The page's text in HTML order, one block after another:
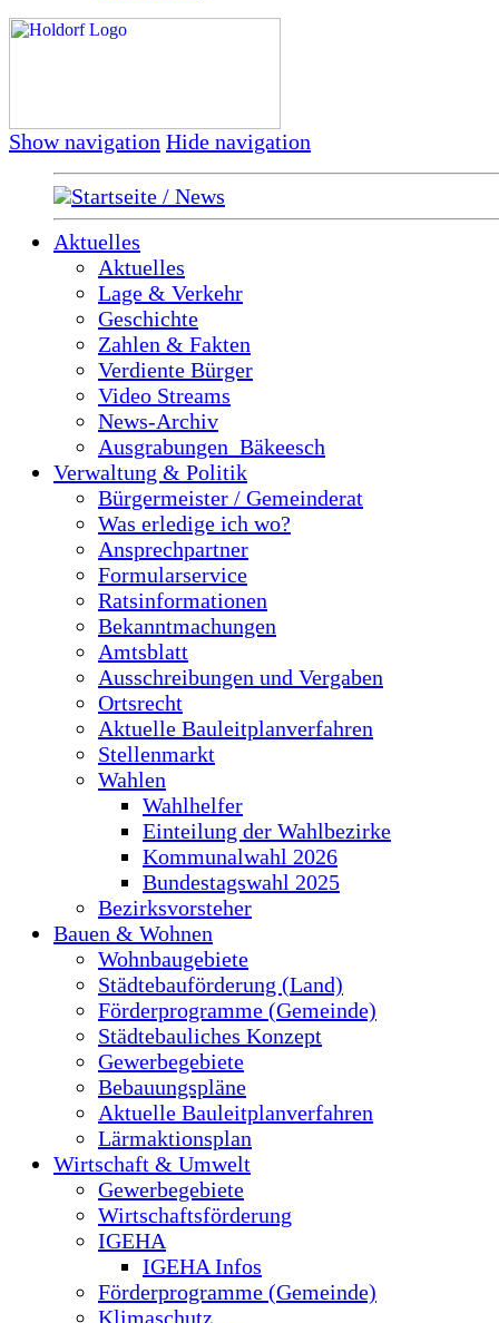
Show navigation Hide navigation
Startseite / News
Aktuelles
Aktuelles
Lage & Verkehr
Geschichte
Zahlen & Fakten
Verdiente Bürger
Video Streams
News-Archiv
Ausgrabungen_Bäkeesch
Verwaltung & Politik
Bürgermeister / Gemeinderat
Was erledige ich wo?
Ansprechpartner
Formularservice
Ratsinformationen
Bekanntmachungen
Amtsblatt
Ausschreibungen und Vergaben
Ortsrecht
Aktuelle Bauleitplanverfahren
Stellenmarkt
Wahlen
Wahlhelfer
Einteilung der Wahlbezirke
Kommunalwahl 2026
Bundestagswahl 2025
Bezirksvorsteher
Bauen & Wohnen
Wohnbaugebiete
Städtebauförderung (Land)
Förderprogramme (Gemeinde)
Städtebauliches Konzept
Gewerbegebiete
Bebauungspläne
Aktuelle Bauleitplanverfahren
Lärmaktionsplan
Wirtschaft & Umwelt
Gewerbegebiete
Wirtschaftsförderung
IGEHA
IGEHA Infos
Förderprogramme (Gemeinde)
Klimaschutz